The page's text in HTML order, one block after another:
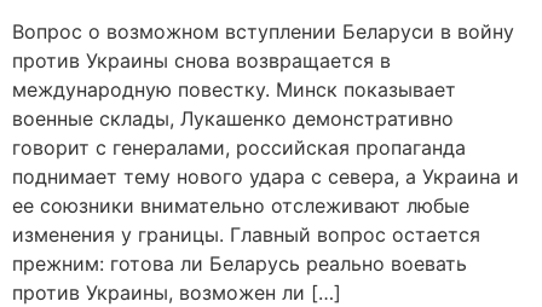
Вопрос о возможном вступлении Беларуси в войну
против Украины снова возвращается в
международную повестку. Минск показывает
военные склады, Лукашенко демонстративно
говорит с генералами, российская пропаганда
поднимает тему нового удара с севера, а Украина и
ее союзники внимательно отслеживают любые
изменения у границы. Главный вопрос остается
прежним: готова ли Беларусь реально воевать
против Украины, возможен ли […]